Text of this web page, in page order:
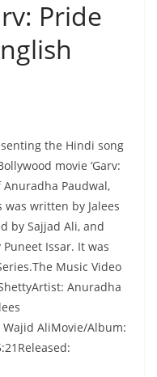
Pride
the Hindi song
movie ‘Garv:
Anuradha Paudwal,
written by Jalees
by Sajjad Ali, and
Issar. It was
Music Video
Anuradha
AliMovie/Album: